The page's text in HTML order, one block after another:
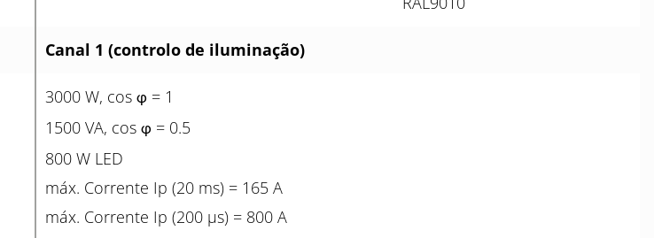
Canal 1 (controlo de iluminação)
3000 W, cos φ = 1
1500 VA, cos φ = 0.5
800 W LED
máx. Corrente Ip (20 ms) = 165 A
máx. Corrente Ip (200 µs) = 800 A